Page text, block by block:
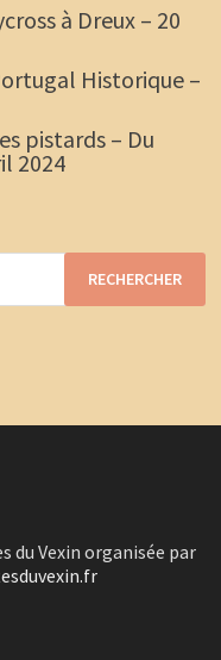
à Dreux – 20
Historique –
pistards – Du
2024
du Vexin organisée par